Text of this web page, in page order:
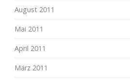
August 2011
Mai 2011
April 2011
März 2011